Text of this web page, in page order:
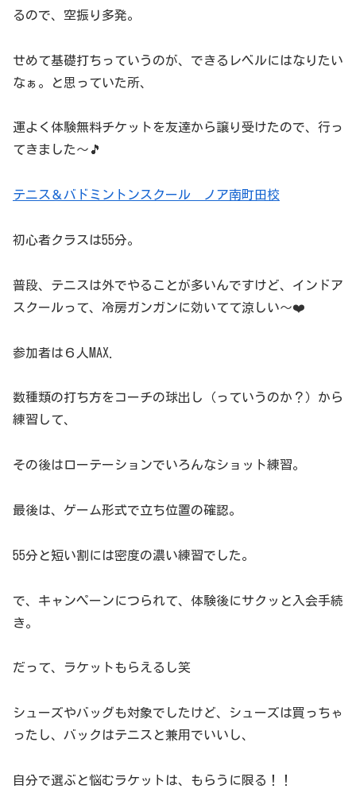
るので、空振り多発。
せめて基礎打ちっていうのが、できるレベルにはなりたい
なぁ。と思っていた所、
運よく体験無料チケットを友達から譲り受けたので、行っ
てきました〜🎵
テニス＆バドミントンスクール ノア南町田校
初心者クラスは55分。
普段、テニスは外でやることが多いんですけど、インドア
スクールって、冷房ガンガンに効いてて涼しい〜❤️
参加者は６人MAX.
数種類の打ち方をコーチの球出し（っていうのか？）から
練習して、
その後はローテーションでいろんなショット練習。
最後は、ゲーム形式で立ち位置の確認。
55分と短い割には密度の濃い練習でした。
で、キャンペーンにつられて、体験後にサクッと入会手続
き。
だって、ラケットもらえるし笑
シューズやバッグも対象でしたけど、シューズは買っちゃ
ったし、バックはテニスと兼用でいいし、
自分で選ぶと悩むラケットは、もらうに限る！！